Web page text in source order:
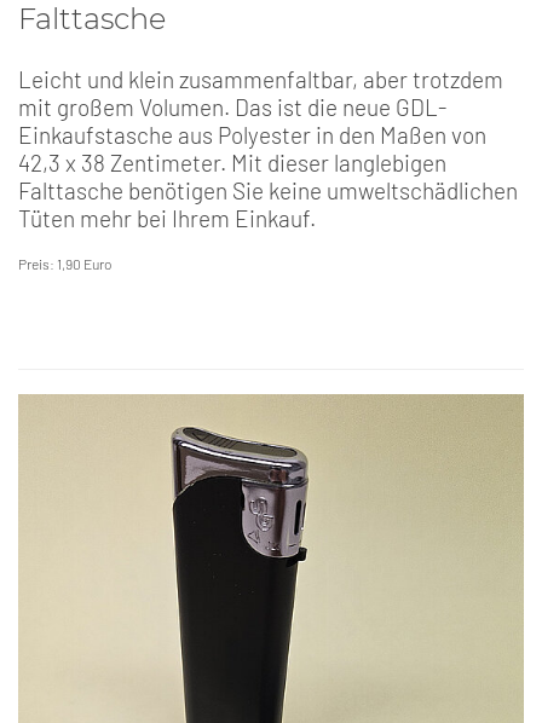
Falttasche
Leicht und klein zusammenfaltbar, aber trotzdem
mit großem Volumen. Das ist die neue GDL-
Einkaufstasche aus Polyester in den Maßen von
42,3 x 38 Zentimeter. Mit dieser langlebigen
Falttasche benötigen Sie keine umweltschädlichen
Tüten mehr bei Ihrem Einkauf.
Preis: 1,90 Euro